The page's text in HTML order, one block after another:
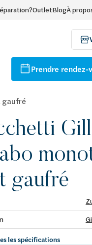
OutletBlogÀ
Prendre rendez-
gaufré
gaufré
les spécifications